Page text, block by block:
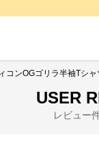
コンOGゴリラ半袖Tシャ
USER
レビュー